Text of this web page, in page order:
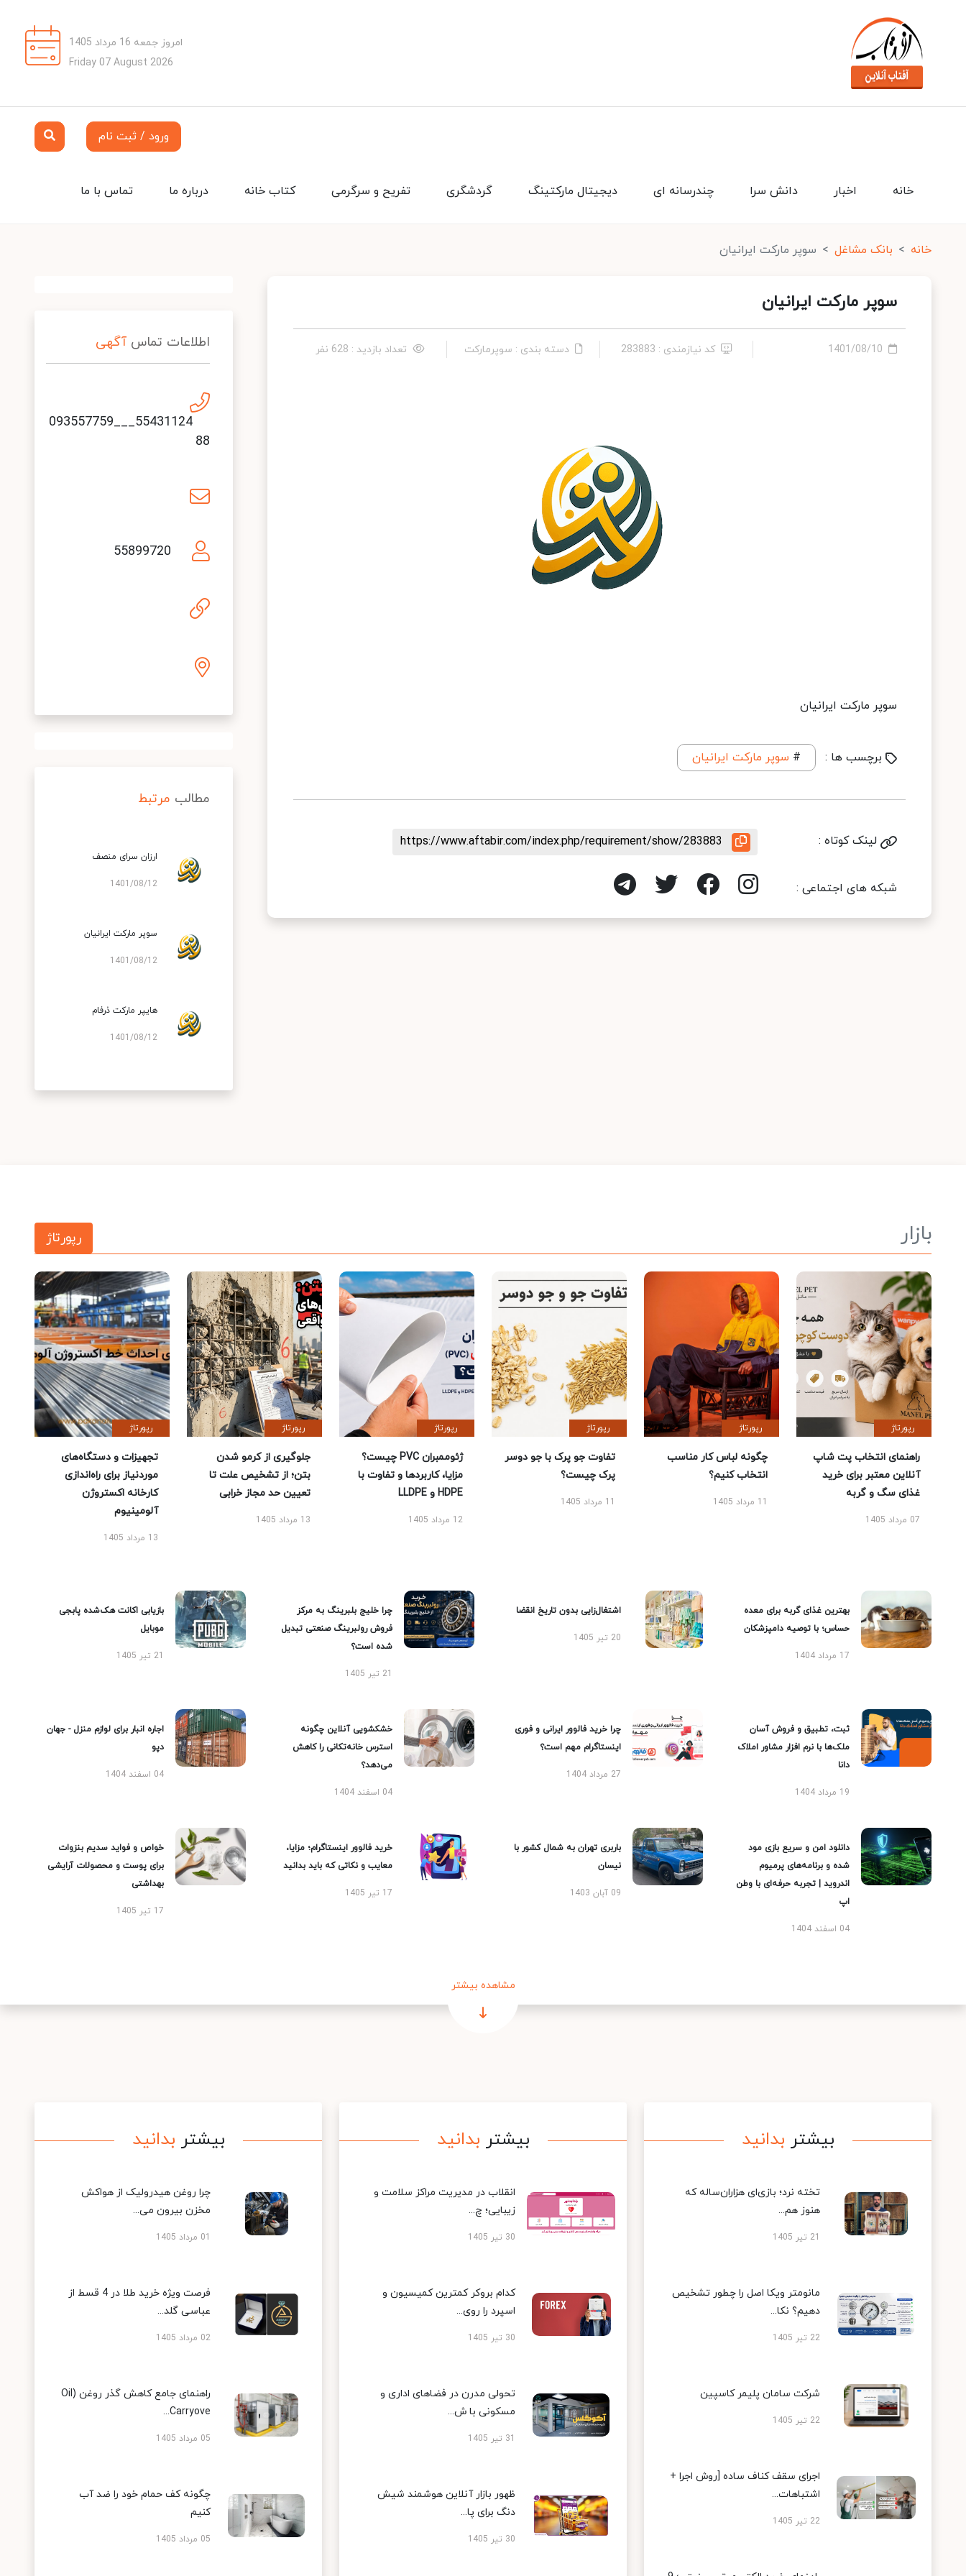
امروز جمعه 16 مرداد 1405
Friday 07 August 2026
ورود / ثبت نام
تماس با ما درباره ما کتاب خانه تفریح و سرگرمی گردشگری دیجیتال مارکتینگ چندرسانه ای دانش سرا اخبار خانه
خانه بانک مشاغل سوپر مارکت ایرانیان
سوپر مارکت ایرانیان
1401/08/10 کد نیازمندی : 283883 دسته بندی : سوپرماركت تعداد بازدید : 628 نفر
سوپر مارکت ایرانیان
برچسب ها : # سوپر مارکت ایرانیان
لینک کوتاه : https://www.aftabir.com/index.php/requirement/show/283883
شبکه های اجتماعی :
اطلاعات تماس آگهی
55431124___093557759
88
55899720
مطالب مرتبط
ارزان سرای منصف
1401/08/12
سوپر مارکت ایرانیان
1401/08/12
هایپر مارکت ذرفام
1401/08/12
بازار رپورتاژ
رپورتاژ
راهنمای انتخاب پت شاپ
آنلاین معتبر برای خرید
غذای سگ و گربه
07 مرداد 1405
رپورتاژ
چگونه لباس کار مناسب
انتخاب کنیم؟
11 مرداد 1405
رپورتاژ
تفاوت جو پرک با جو دوسر
پرک چیست؟
11 مرداد 1405
رپورتاژ
ژئوممبران PVC چیست؟
مزایا، کاربردها و تفاوت با
HDPE و LLDPE
12 مرداد 1405
رپورتاژ
جلوگیری از کرمو شدن
بتن؛ از تشخیص علت تا
تعیین حد مجاز خرابی
13 مرداد 1405
رپورتاژ
تجهیزات و دستگاه‌های
موردنیاز برای راه‌اندازی
کارخانه اکستروژن
آلومینیوم
13 مرداد 1405
بهترین غذای گربه برای معده
حساس؛ با توصیه دامپزشکان
17 مرداد 1404
اشتغال‌زایی بدون تاریخ انقضا
20 تیر 1405
چرا خلیج بلبرینگ به مرکز
فروش رولبرینگ صنعتی تبدیل
شده است؟
21 تیر 1405
بازیابی اکانت هک‌شده پابجی
موبایل
21 تیر 1405
ثبت، تطبیق و فروش آسان
ملک‌ها با نرم افزار مشاور املاک
دانا
19 مرداد 1404
چرا خرید فالوور ایرانی و فوری
اینستاگرام مهم است؟
27 مرداد 1404
خشکشویی آنلاین چگونه
استرس خانه‌تکانی را کاهش
می‌دهد؟
04 اسفند 1404
اجاره انبار برای لوازم منزل - جهان
دپو
04 اسفند 1404
دانلود امن و سریع بازی مود
شده و برنامه‌های پرمیوم
اندروید | تجربه حرفه‌ای با وطن
اپ
04 اسفند 1404
باربری تهران به شمال کشور با
نیسان
09 آبان 1403
خرید فالوور اینستاگرام؛ مزایا،
معایب و نکاتی که باید بدانید
17 تیر 1405
خواص و فواید سدیم بنزوات
برای پوست و محصولات آرایشی
بهداشتی
17 تیر 1405
مشاهده بیشتر
بیشتر بدانید
تخته نرد؛ بازی‌ای هزاران‌ساله که
هنوز هم...
21 تیر 1405
مانومتر ویکا اصل را چطور تشخیص
دهیم؟ نکا...
22 تیر 1405
شرکت سامان پلیمر کاسپین
22 تیر 1405
اجرای سقف کناف ساده [روش اجرا +
اشتباهات...
22 تیر 1405
بیشتر بدانید
انقلاب در مدیریت مراکز سلامت و
زیبایی؛ چ...
30 تیر 1405
کدام بروکر کمترین کمیسیون و
اسپرد را روی...
30 تیر 1405
تحولی مدرن در فضاهای اداری و
مسکونی با ش...
31 تیر 1405
ظهور بازار آنلاین هوشمند شیش
دنگ برای پا...
30 تیر 1405
بیشتر بدانید
چرا روغن هیدرولیک از هواکش
مخزن بیرون می...
01 مرداد 1405
فرصت ویژه خرید طلا در 4 قسط از
عباسی گلد...
02 مرداد 1405
راهنمای جامع کاهش گذر روغن (Oil
Carryove...
05 مرداد 1405
چگونه کف حمام خود را ضد آب
کنیم
05 مرداد 1405